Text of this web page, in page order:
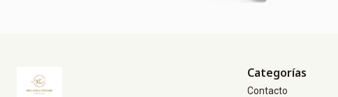
Categorías
Contacto